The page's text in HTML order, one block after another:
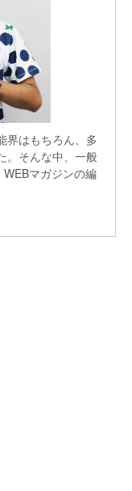
界はもちろん、多
。そんな中、一般
WEBマガジンの編